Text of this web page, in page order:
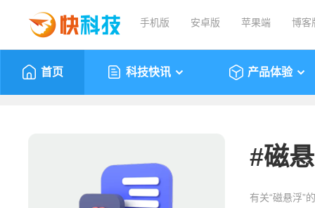
手机版 安卓版 苹果端 博客
首页 科技快讯 产品体验
#磁
有关“磁悬浮”